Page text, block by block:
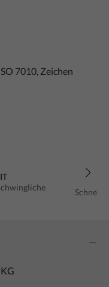
7010, Zeichen
Schnelle